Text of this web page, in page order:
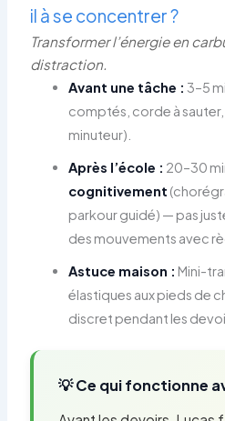
il à se concentrer ?
Transformer l’énergie en
distraction.
Avant une tâche : 3–5
comptés, corde à
minuteur).
Après l’école : 20–30
cognitivement
parkour guidé) — pas
des mouvements avec
Astuce maison : Mini-
élastiques aux pieds de
discret pendant les
💡 Ce qui fonctionne